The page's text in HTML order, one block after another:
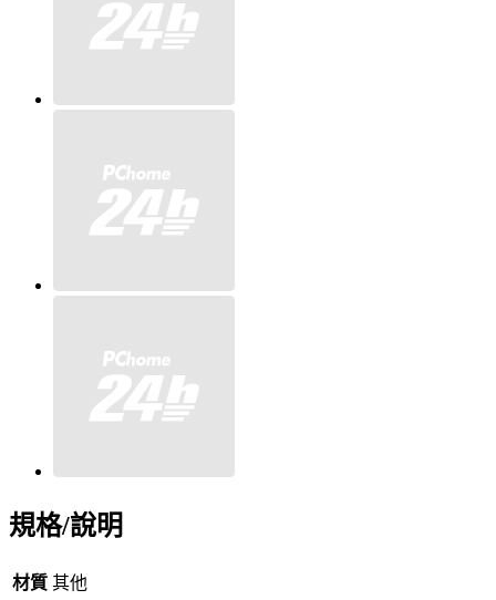
規格/說明
材質 其他